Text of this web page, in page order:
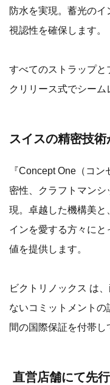
防水を実現。蓄光の
視認性を確保します。
すべてのストラップと
クリリース式でシーム
スイスの精密技
『Concept One（コ
密性、クラフトマン
現。卓越した機構美
インを愛する方々に
値を提供します。
ビクトリノックス は
ないコミットメント
間の国際保証を付帯し
直営店舗にて先